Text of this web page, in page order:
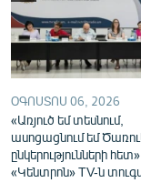
ՕԳՈՍՏՈՍ 06, 2026
«Առյուծ եմ տեսնում,
ասոցացնում եմ
ընկերությունների
«Կենտրոն» TV-ն